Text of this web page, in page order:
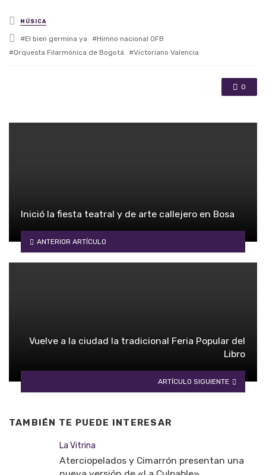
Posted in
MÚSICA
Tagged with
El bien germina ya
Himno nacional OFB
Orquesta Filarmónica de Bogotá
Victoriano Valencia
0
Inició la fiesta teatral y de arte callejero en Bosa
ANTERIOR ARTÍCULO
Vuelve a la ciudad la tradicional Feria Popular del
Libro
ARTÍCULO SIGUIENTE
TAMBIÉN TE PUEDE INTERESAR
La Vitrina
Aterciopelados y Cimarrón presentan una